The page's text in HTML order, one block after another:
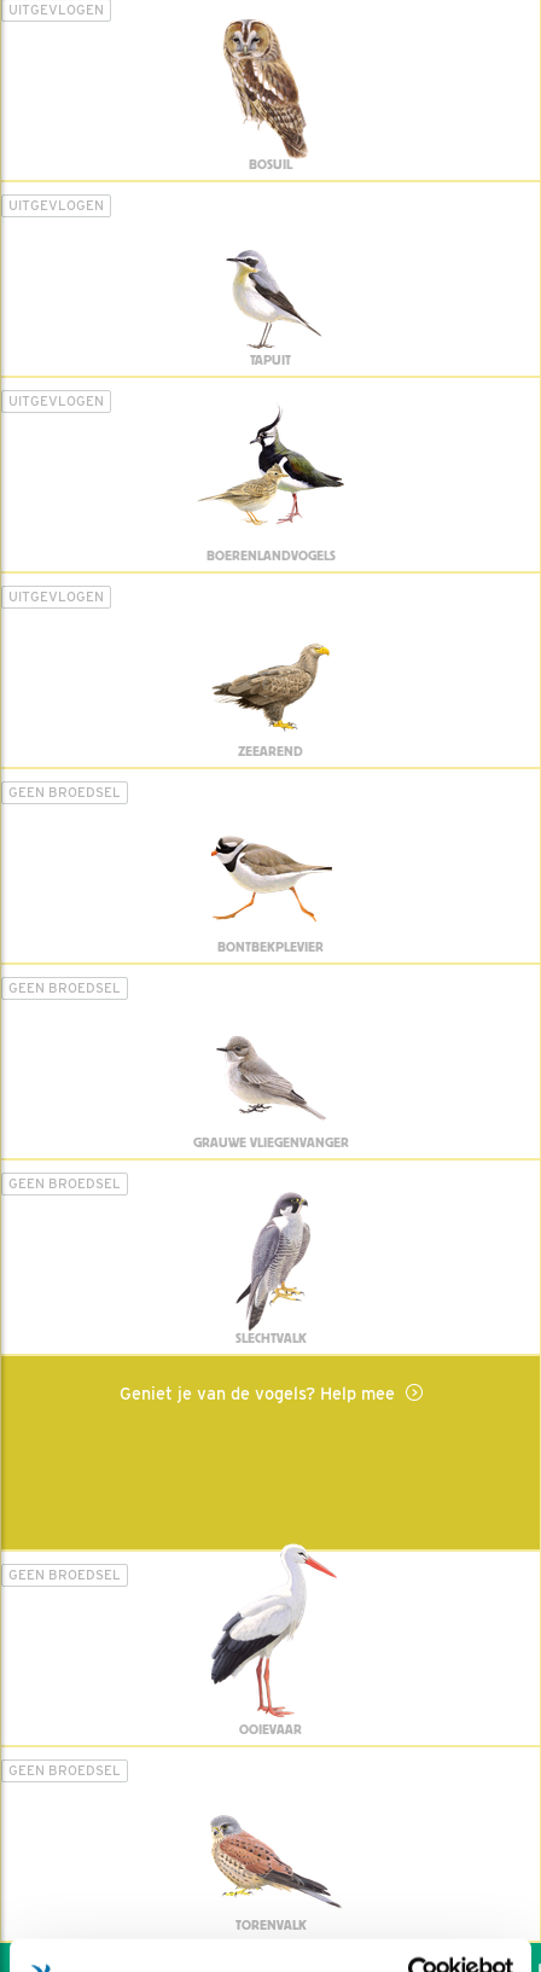
UITGEVLOGEN
BOSUIL
UITGEVLOGEN
TAPUIT
UITGEVLOGEN
BOERENLANDVOGELS
UITGEVLOGEN
ZEEAREND
GEEN BROEDSEL
BONTBEKPLEVIER
GEEN BROEDSEL
GRAUWE VLIEGENVANGER
GEEN BROEDSEL
SLECHTVALK
Geniet je van de vogels? Help mee
GEEN BROEDSEL
OOIEVAAR
GEEN BROEDSEL
TORENVALK